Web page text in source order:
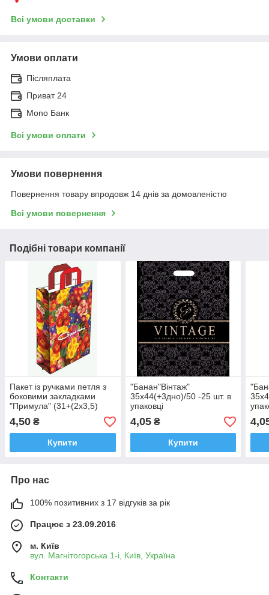
Всі умови доставки
Умови оплати
Післяплата
Приват 24
Mono Банк
Всі умови оплати
Умови повернення
Повернення товару впродовж 14 днів за домовленістю
Всі умови повернення
Подібні товари компанії
Пакет із ручками петля з
боковими закладками
"Примула" (31+(2х3,5)
х40) 80мкм 25 шт./
паковання
4,50 ₴
Купити
"Банан"Вінтаж"
35х44(+3дно)/50 -25 шт. в
упаковці
4,05₴
Купити
Про нас
100% позитивних з 17 відгуків за рік
Працює з 23.09.2016
м. Київ
вул. Магнітогорська 1-і, Київ, Україна
Контакти